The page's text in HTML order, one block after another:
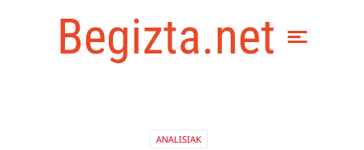
Begizta.net
ANALISIAK